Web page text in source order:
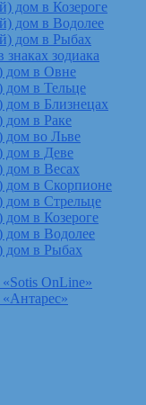
дом в Козероге
дом в Водолее
дом в Рыбах
зодиака
дом в Овне
дом в Тельце
дом в Близнецах
дом в Раке
дом во Льве
дом в Деве
дом в Весах
дом в Скорпионе
дом в Стрельце
дом в Козероге
дом в Водолее
дом в Рыбах
OnLine»